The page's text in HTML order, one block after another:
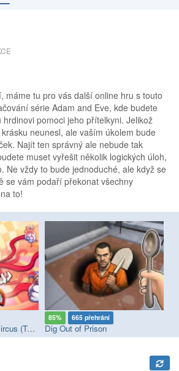
máme tu pro vás další online hru s touto
série Adam and Eve, kde budete
pomoci jeho přítelkyni. Jelikož
neunesl, ale vaším úkolem bude
Najít ten správný ale nebude tak
muset vyřešit několik logických úloh,
Ne vždy to bude jednoduché, ale když se
se vám podaří překonat všechny
to!
The Amazing Digital Circus (TADC) Mind Games
85% 665 přehrání
Dig Out of Prison